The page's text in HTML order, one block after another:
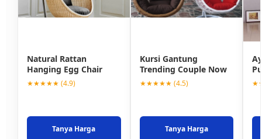
Natural Rattan
Hanging Egg Chair
★★★★★ (4.9)
Tanya Harga
Kursi Gantung
Trending Couple Now
★★★★★ (4.5)
Tanya Harga